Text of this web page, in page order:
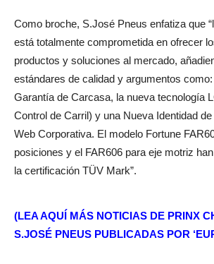
Como broche, S.José Pneus enfatiza que
está totalmente comprometida en ofrecer
productos y soluciones al mercado,
estándares de calidad y argumentos
Garantía de Carcasa, la nueva tecnología
Control de Carril) y una Nueva Identidad
Web Corporativa. El modelo Fortune
posiciones y el FAR606 para eje motriz
la certificación TÜV Mark”.
(LEA AQUÍ MÁS NOTICIAS DE PRINX
S.JOSÉ PNEUS PUBLICADAS POR